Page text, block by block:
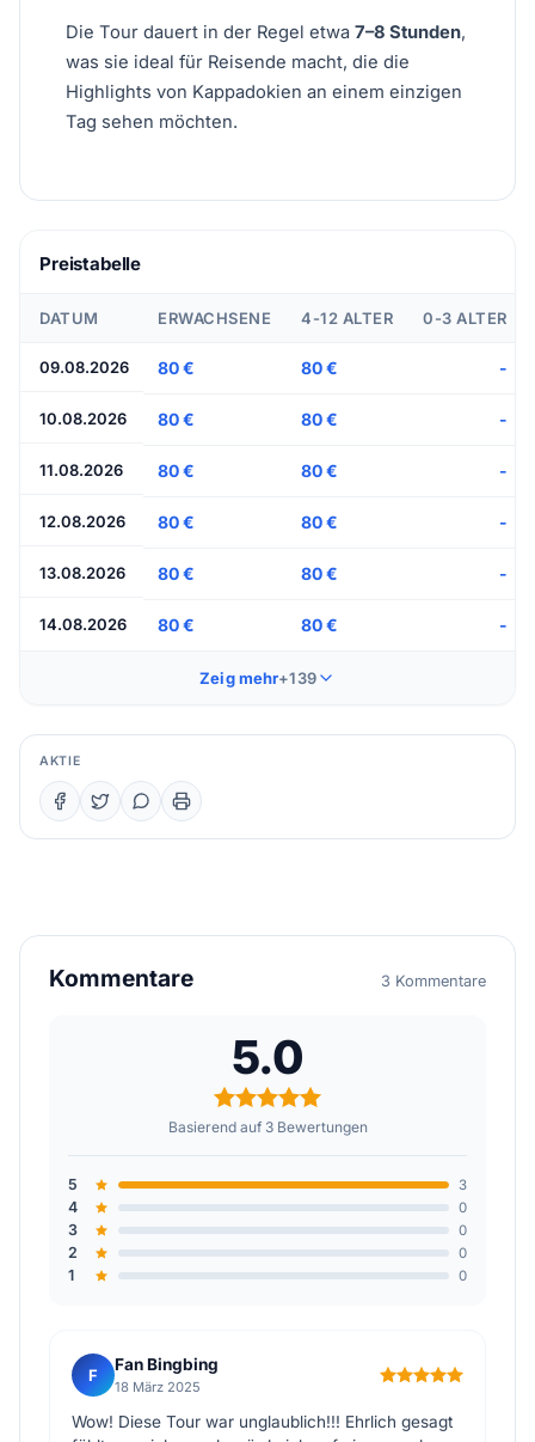
Die Tour dauert in der Regel etwa 7–8 Stunden,
was sie ideal für Reisende macht, die die
Highlights von Kappadokien an einem einzigen
Tag sehen möchten.
Preistabelle
DATUM ERWACHSENE 4-12 ALTER 0-3 ALTER
09.08.2026 80 € 80 € -
10.08.2026 80 € 80 € -
11.08.2026 80 € 80 € -
12.08.2026 80 € 80 € -
13.08.2026 80 € 80 € -
14.08.2026 80 € 80 € -
Zeig mehr+139
AKTIE
Kommentare 3 Kommentare
5.0
Basierend auf 3 Bewertungen
5 3
4 0
3 0
2 0
1 0
F
Fan Bingbing
18 März 2025
Wow! Diese Tour war unglaublich!!! Ehrlich gesagt